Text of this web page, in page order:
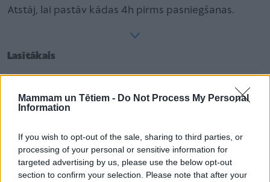
Mammam un Tētiem - Do Not Process My Personal
Information
If you wish to opt-out of the sale, sharing to third parties, or
processing of your personal or sensitive information for
targeted advertising by us, please use the below opt-out
section to confirm your selection. Please note that after your
Atstāj, lai pastāv kādas 4h pirms pasniegšanas.
Lasītākais
viens vien šāds gadījums
Kompots atkal ir modē! Sešas bezgala gardas
receptes